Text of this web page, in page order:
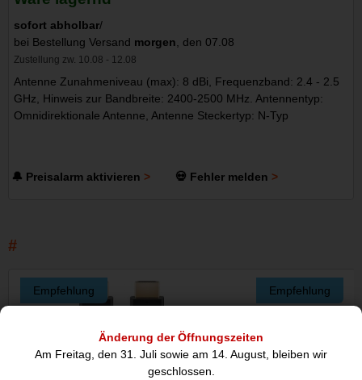
Änderung der Öffnungszeiten
Am Freitag, den 31. Juli sowie am 14. August, bleiben wir
geschlossen.
sofort abholbar/
bei Bestellung Versand morgen, den 07.08
Zustellung zw. 10.08 - 12.08
Antenne Zunahmeniveau (max): 8 dBi, Frequenzband: 2.4 - 2.5
GHz, Hinweis zur Bandbreite: 2400-2500 MHz. Antennentyp:
Omnidirektionale Antenne, Antenne Steckertyp: N-Typ
🔔 Preisalarm aktivieren 💀 Fehler melden
Empfehlung Empfehlung